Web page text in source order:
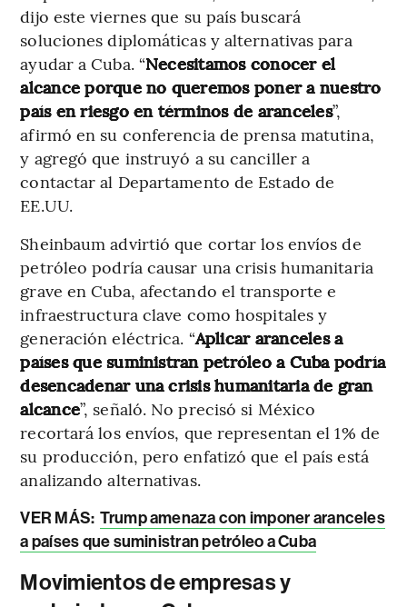
dijo este viernes que su país buscará
soluciones diplomáticas y alternativas para
ayudar a Cuba. “Necesitamos conocer el
alcance porque no queremos poner a nuestro
país en riesgo en términos de aranceles”,
afirmó en su conferencia de prensa matutina,
y agregó que instruyó a su canciller a
contactar al Departamento de Estado de
EE.UU.
Sheinbaum advirtió que cortar los envíos de
petróleo podría causar una crisis humanitaria
grave en Cuba, afectando el transporte e
infraestructura clave como hospitales y
generación eléctrica. “Aplicar aranceles a
países que suministran petróleo a Cuba podría
desencadenar una crisis humanitaria de gran
alcance”, señaló. No precisó si México
recortará los envíos, que representan el 1% de
su producción, pero enfatizó que el país está
analizando alternativas.
VER MÁS: Trump amenaza con imponer aranceles
a países que suministran petróleo a Cuba
Movimientos de empresas y